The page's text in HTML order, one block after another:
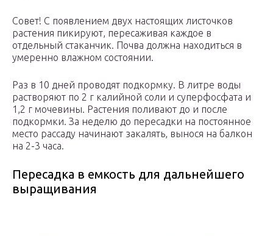
Совет! С появлением двух настоящих листочков
растения пикируют, пересаживая каждое в
отдельный стаканчик. Почва должна находиться в
умеренно влажном состоянии.
Раз в 10 дней проводят подкормку. В литре воды
растворяют по 2 г калийной соли и суперфосфата и
1,2 г мочевины. Растения поливают до и после
подкормки. За неделю до пересадки на постоянное
место рассаду начинают закалять, вынося на балкон
на 2-3 часа.
Пересадка в емкость для дальнейшего
выращивания